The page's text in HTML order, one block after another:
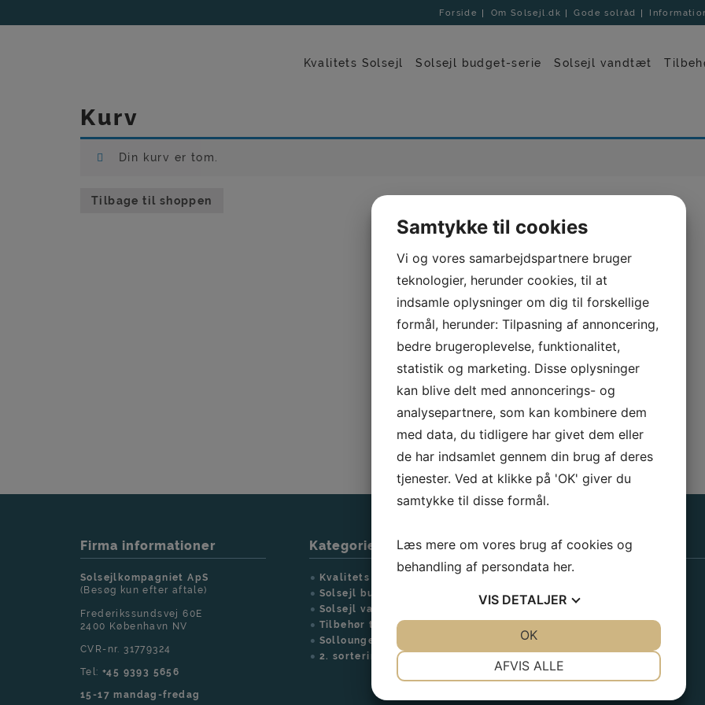
Forside Om Solsejl.dk Gode solråd
Kvalitets Solsejl Solsejl budget-serie Solsejl vandtæt
Kurv
Din kurv er tom.
Tilbage til shoppen
Har du brug for hjælp til at finde det helt
Så er du meget velkomen til at kontakte os på tlf.: Tlf. 9393
mandag-fredag) eller på mailsolsejl@solsejl.dk, som vi
timer i hverdagen.
Prøv prisberegneren
Firma informationer
Solsejlkompagniet ApS
(Besøg kun efter aftale)
Frederikssundsvej 60E
2400 København NV
CVR-nr. 31779324
Tel: +45 9393 5656
15-17 mandag-fredag
Kategorier
Kvalitets Solsejl
Solsejl budget-serie
Solsejl vandtæt
Tilbehør til solsejl
Sollounger
2. sortering solsejl
Get social
Youtube
Samtykke til cookies
Vi og vores samarbejdspartnere bruger
teknologier, herunder cookies, til at
indsamle oplysninger om dig til forskellige
formål, herunder: Tilpasning af annoncering,
bedre brugeroplevelse, funktionalitet,
statistik og marketing. Disse oplysninger
kan blive delt med annoncerings- og
analysepartnere, som kan kombinere dem
med data, du tidligere har givet dem eller
de har indsamlet gennem din brug af deres
tjenester. Ved at klikke på 'OK' giver du
samtykke til disse formål.
Læs mere om vores brug af cookies og
behandling af persondata her.
VIS DETALJER
AFVIS ALLE
OK